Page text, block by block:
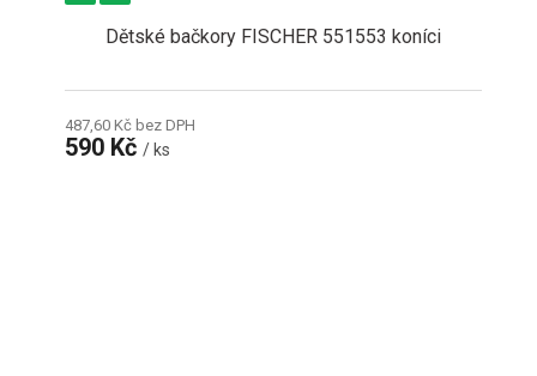
Dětské bačkory FISCHER 551553 koníci
487,60 Kč bez DPH
590 Kč/ ks